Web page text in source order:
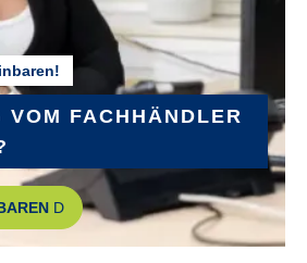
:
shadow
:
VOM FACHHÄNDLER